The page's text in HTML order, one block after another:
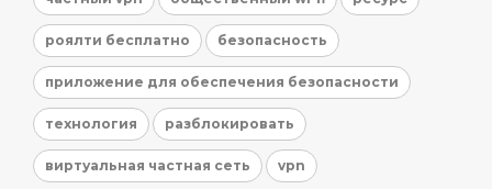
роялти бесплатно безопасность
приложение для обеспечения безопасности
технология разблокировать
виртуальная частная сеть vpn